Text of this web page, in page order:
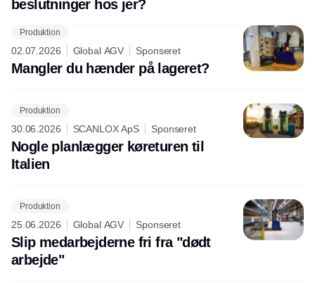
beslutninger hos jer?
Produktion
02.07.2026 Global AGV Sponseret
Mangler du hænder på lageret?
Produktion
30.06.2026 SCANLOX ApS Sponseret
Nogle planlægger køreturen til
Italien
Produktion
25.06.2026 Global AGV Sponseret
Slip medarbejderne fri fra "dødt
arbejde"